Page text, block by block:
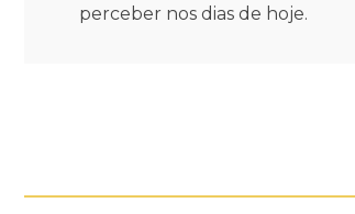
perceber nos dias de hoje.